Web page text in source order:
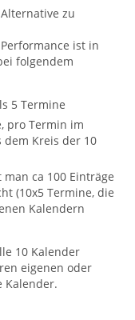
zu
ist in
folgendem
5 Termine
pro Termin im
Kreis der 10
ca 100 Einträge
(10x5 Termine, die
Kalendern
10 Kalender
eigenen oder
Kalender.